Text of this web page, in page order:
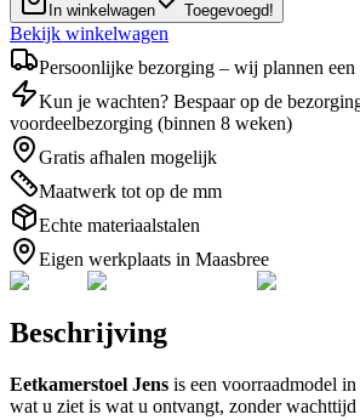
In winkelwagen Toegevoegd!
Bekijk winkelwagen
Persoonlijke bezorging – wij plannen een
Kun je wachten? Bespaar op de
voordeelbezorging (binnen 8 weken)
Gratis afhalen mogelijk
Maatwerk tot op de mm
Echte materiaalstalen
Eigen werkplaats in Maasbree
Beschrijving
Eetkamerstoel Jens is een voorraadmodel
wat u ziet is wat u ontvangt, zonder